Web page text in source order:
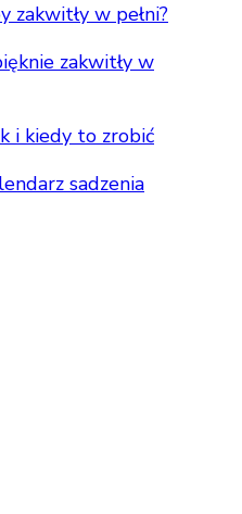
zakwitły w pełni?
zakwitły w
i kiedy to zrobić
sadzenia